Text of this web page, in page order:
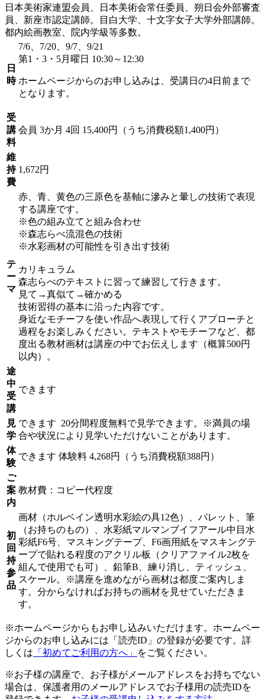
日本美術家連盟会員、日本美術会常任委員、朔日会外部審査
員、新座市認定講師。目白大学、十文字女子大学外部講師。
都内絵画教室、院内学級等多数。
日
時
7/6、7/20、9/7、9/21
第1・3・5月曜日 10:30～12:30
ホームページからのお申し込みは、受講日の4日前まで
となります。
受
講
料
会員 3か月 4回 15,400円（うち消費税額1,400円）
維
持
費
1,672円
テ
ー
マ
赤、青、黄色の三原色を基軸に滲みと暈しの技術で表現
する講座です。
※色の組み立てと組み合わせ
※森志らべ流混色の技術
※水彩画材の可能性を引き出す技術
カリキュラム
森志らべのテキストに習って練習して行きます。
見て→真似て→確かめる
技術習得の基本に沿った内容です。
身近なモチーフを使い作品へ表現して行くアプローチと
過程をお楽しみください。テキストやモチーフなど、都
度出る教材画材は講座の中でお伝えします（概算500円
以内）。
途
中
受
講
できます
見
学
できます 20分間程度無料で見学できます。※満員の場
合や状況により見学いただけないことがあります。
体
験
できます 体験料 4,268円（うち消費税額388円）
ご
案
内
教材費：コピー代程度
初
回
持
参
品
画材（ホルベイン透明水彩絵の具12色）、パレット、筆
（お持ちのもの）、水彩紙マルマンブイフアール中目水
彩紙F6号、マスキングテープ、F6画用紙をマスキングテ
ープで貼れる程度のアクリル板（クリアファイル2枚を
組んで使用でも可）、鉛筆B、練り消し、ティッシュ、
スケール。※講座を進めながら画材は都度ご案内しま
す。分からなければお持ちの画材を見せていただきま
す。
※ホームページからもお申し込みいただけます。ホームペー
ジからのお申し込みには「読売ID」の登録が必要です。詳
しくは 「初めてご利用の方へ」 をご覧ください。
※お子様の講座で、お子様がメールアドレスをお持ちでない
場合は、保護者用のメールアドレスでお子様用の読売IDを